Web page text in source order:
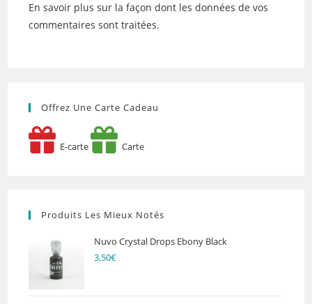
En savoir plus sur la façon dont les données de vos
commentaires sont traitées.
Offrez Une Carte Cadeau
E-carte Carte
Produits Les Mieux Notés
Nuvo Crystal Drops Ebony Black
3,50€